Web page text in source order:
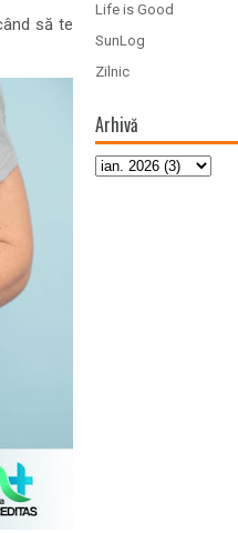
să te
Life is Good
SunLog
Zilnic
Arhivă